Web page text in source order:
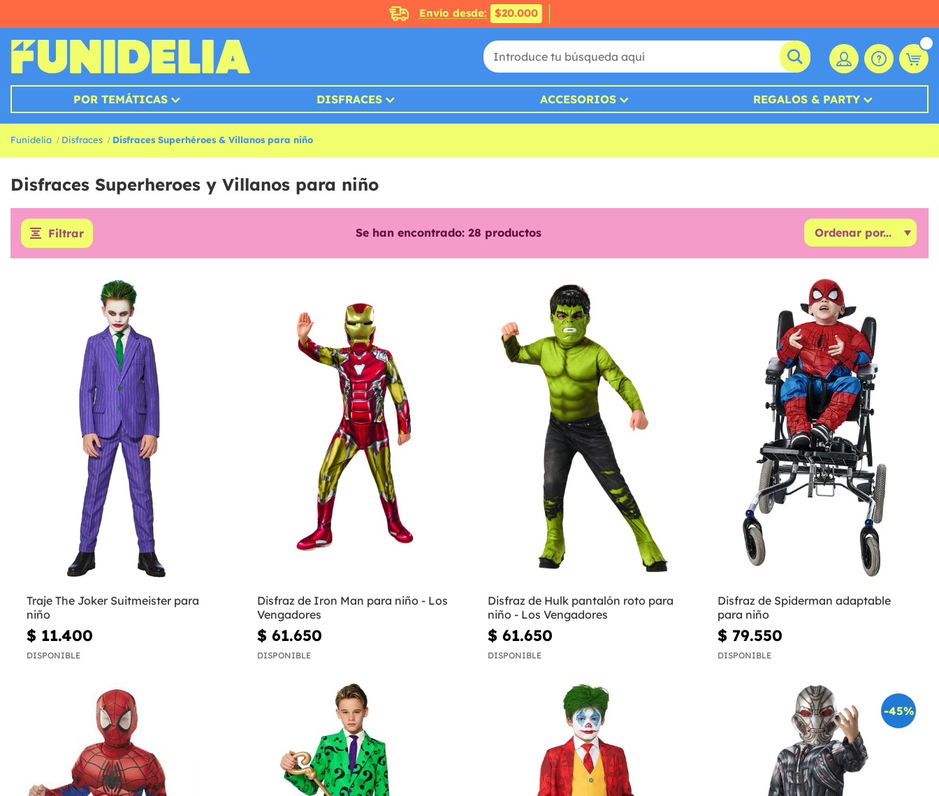
Envío desde: $20.000
POR TEMÁTICAS DISFRACES ACCESORIOS REGALOS & PARTY
Funidelia Disfraces Disfraces Superhéroes & Villanos para niño
Disfraces Superheroes y Villanos para niño
Filtrar Se han encontrado: 28 productos
Traje The Joker Suitmeister para
niño
$ 11.400
DISPONIBLE
Disfraz de Iron Man para niño - Los
Vengadores
$ 61.650
DISPONIBLE
Disfraz de Hulk pantalón roto para
niño - Los Vengadores
$ 61.650
DISPONIBLE
Disfraz de Spiderman adaptable
para niño
$ 79.550
DISPONIBLE
-45%